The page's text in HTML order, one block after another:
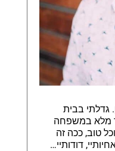
ציון. גדלתי בבית
מלא במשפחה
טוב, ככה זה
דודותיי…